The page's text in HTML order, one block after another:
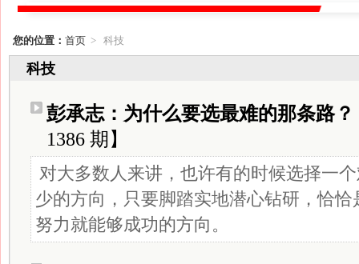
您的位置： 首页 > 科技
科技
彭承志：为什么要选最难的那条路？
1386 期】
对大多数人来讲，也许有的时候选择一
少的方向，只要脚踏实地潜心钻研，恰
努力就能够成功的方向。